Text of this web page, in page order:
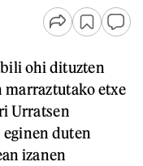
ohi dituzten
etxe
Urratsen
duten
izanen